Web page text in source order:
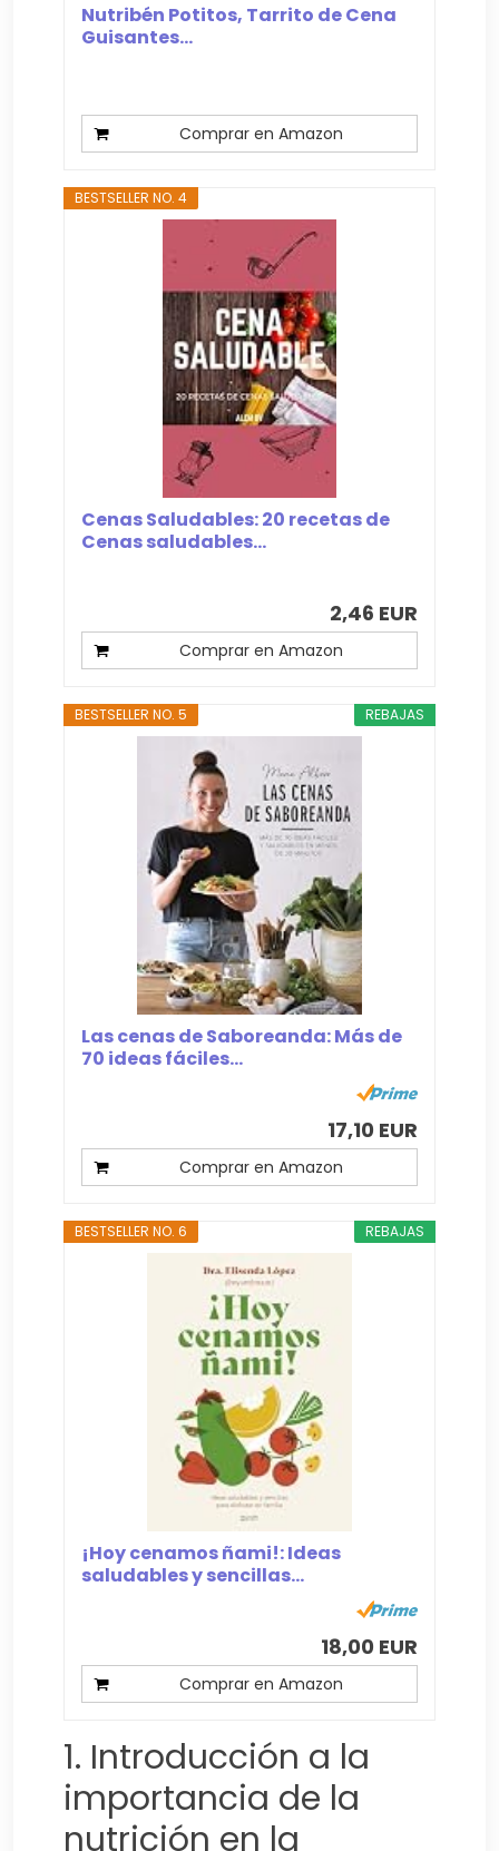
Nutribén Potitos, Tarrito de Cena
Guisantes...
Comprar en Amazon
BESTSELLER NO. 4
Cenas Saludables: 20 recetas de
Cenas saludables...
2,46 EUR
Comprar en Amazon
REBAJAS
BESTSELLER NO. 5
Las cenas de Saboreanda: Más de
70 ideas fáciles...
17,10 EUR
Comprar en Amazon
REBAJAS
BESTSELLER NO. 6
¡Hoy cenamos ñami!: Ideas
saludables y sencillas...
18,00 EUR
Comprar en Amazon
1. Introducción a la
importancia de la
nutrición en la